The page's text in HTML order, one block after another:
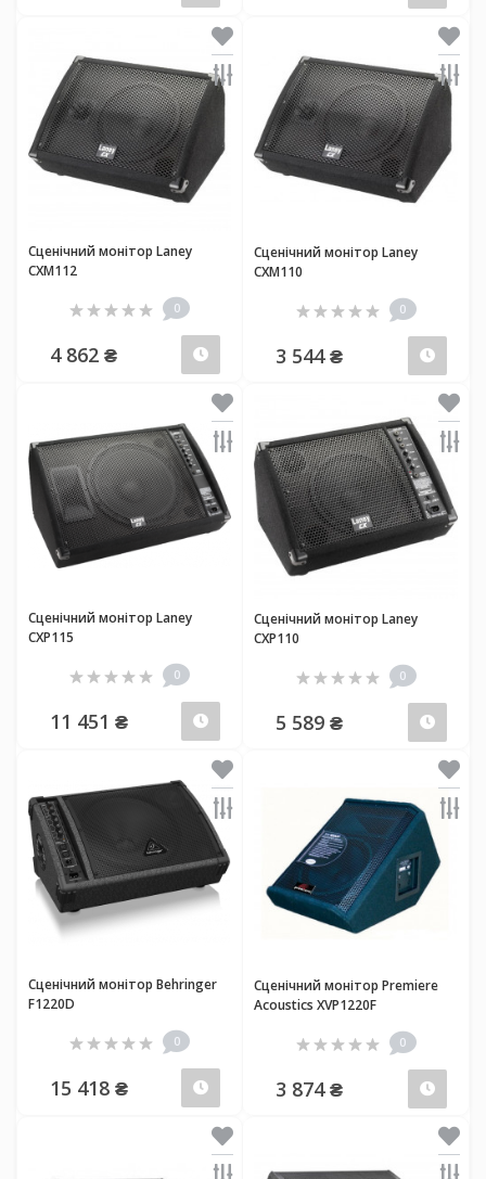
Сценічний монітор Laney
CXM112
0
4 862 ₴ Передзамовлення
Сценічний монітор Laney
CXM110
0
3 544 ₴
Сценічний монітор Laney
CXP115
0
11 451 ₴ Передзамовлення
Сценічний монітор Laney
CXP110
0
5 589 ₴
Сценічний монітор Behringer
F1220D
0
15 418 ₴ Передзамовлення
Сценічний монітор Premiere
Acoustics XVP1220F
0
3 874 ₴